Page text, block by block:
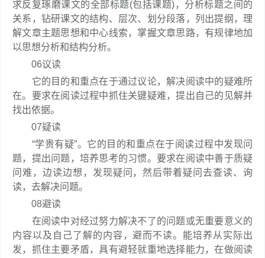
求反复琢磨课文的全部标题(包括课题)，分析标题之间的
关系，钻研课文的结构、层次、划分段落，列出提纲，理
解文章主题思想和中心线索，掌握文章思路，有规律地加
以思想分析和结构分析。
06议读
它的目的和重点在于通过议论，解决阅读中的疑难所
在。要求在阅读过程中抓住关键疑难，提出自己的见解并
找出依据。
07疑读
“学贵有疑”。它的目的和重点在于阅读过程中发现问
题，提出问题，培养思考的习惯。要求在阅读中善于质疑
问难，边读边想，发现疑问，然后带着疑问去查读、询
读，去解决问题。
08避读
在阅读中对经过努力解决不了的问题或无重要意义的
内容以及自己了解的内容，避而不读。能培养从实际出
发，抓住主要矛盾，具有避轻就重地选择能力，在做阅读